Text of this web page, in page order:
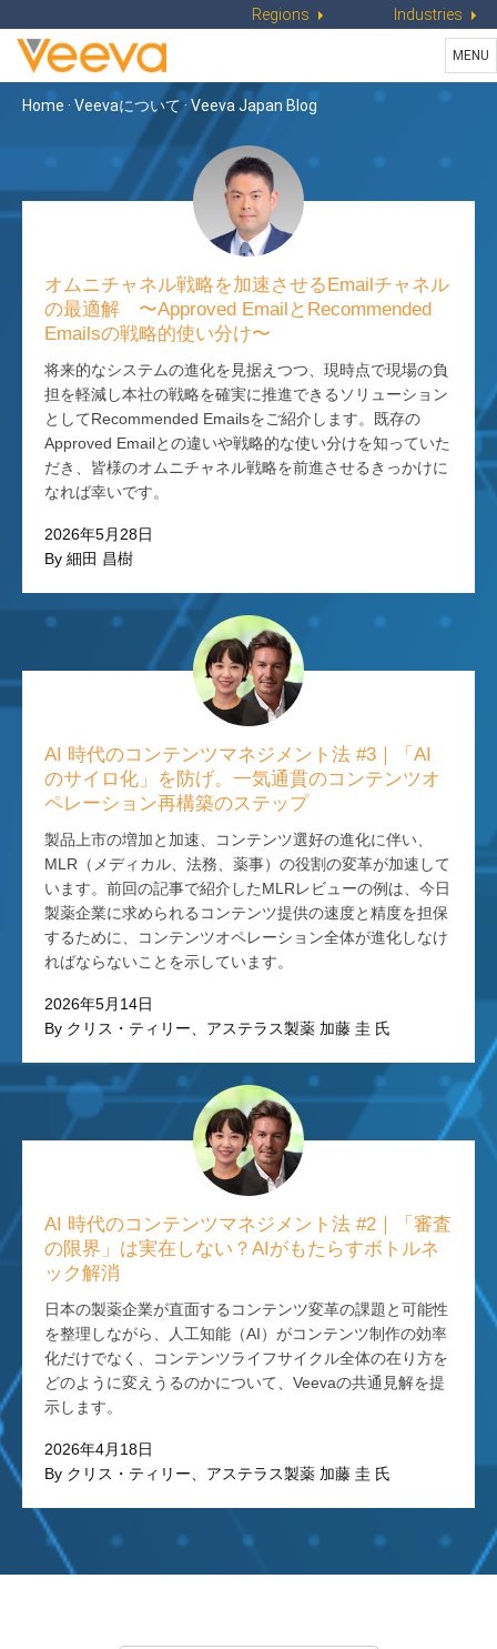
Regions Industries
MENU
Home · Veevaについて·Veeva Japan Blog
オムニチャネル戦略を加速させるEmailチャネル
の最適解 〜Approved EmailとRecommended
Emailsの戦略的使い分け〜
将来的なシステムの進化を見据えつつ、現時点で現場の負
担を軽減し本社の戦略を確実に推進できるソリューション
としてRecommended Emailsをご紹介します。既存の
Approved Emailとの違いや戦略的な使い分けを知っていた
だき、皆様のオムニチャネル戦略を前進させるきっかけに
なれば幸いです。
2026年5月28日
By 細田 昌樹
AI 時代のコンテンツマネジメント法 #3｜「AI
のサイロ化」を防げ。一気通貫のコンテンツオ
ペレーション再構築のステップ
製品上市の増加と加速、コンテンツ選好の進化に伴い、
MLR（メディカル、法務、薬事）の役割の変革が加速して
います。前回の記事で紹介したMLRレビューの例は、今日
製薬企業に求められるコンテンツ提供の速度と精度を担保
するために、コンテンツオペレーション全体が進化しなけ
ればならないことを示しています。
2026年5月14日
By クリス・ティリー、アステラス製薬 加藤 圭 氏
AI 時代のコンテンツマネジメント法 #2｜「審査
の限界」は実在しない？AIがもたらすボトルネ
ック解消
日本の製薬企業が直面するコンテンツ変革の課題と可能性
を整理しながら、人工知能（AI）がコンテンツ制作の効率
化だけでなく、コンテンツライフサイクル全体の在り方を
どのように変えうるのかについて、Veevaの共通見解を提
示します。
2026年4月18日
By クリス・ティリー、アステラス製薬 加藤 圭 氏